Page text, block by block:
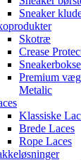
Sneaker
Skotræ
Crease
Sneakerbokse
Premium
Metalic
Klassiske
Brede Laces
Rope Laces